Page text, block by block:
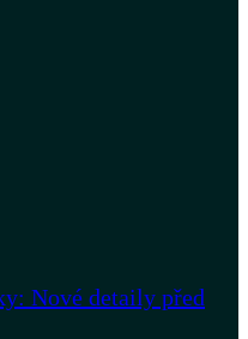
Nové detaily před